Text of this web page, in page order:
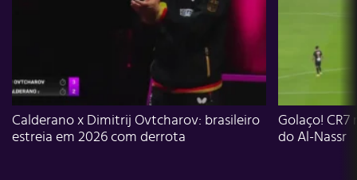
Calderano x Dimitrij Ovtcharov: brasileiro
estreia em 2026 com derrota
Golaço!
do Al-Nassr